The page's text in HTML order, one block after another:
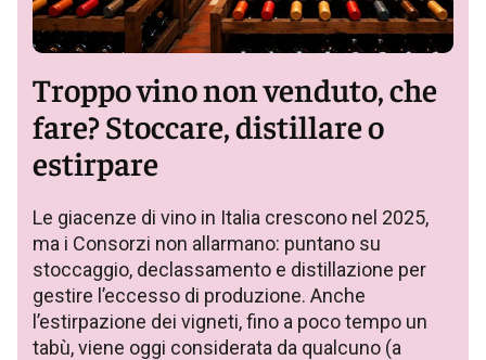
Troppo vino non venduto, che
fare? Stoccare, distillare o
estirpare
Le giacenze di vino in Italia crescono nel 2025,
ma i Consorzi non allarmano: puntano su
stoccaggio, declassamento e distillazione per
gestire l’eccesso di produzione. Anche
l’estirpazione dei vigneti, fino a poco tempo un
tabù, viene oggi considerata da qualcuno (a